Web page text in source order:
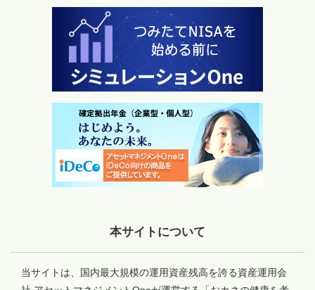
本サイトについて
当サイトは、国内最大規模の運用資産残高を誇る資産運用会